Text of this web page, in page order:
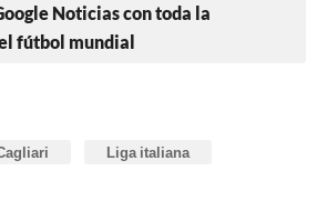
Noticias con toda la
fútbol mundial
Liga italiana